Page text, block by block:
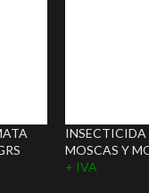
INSECTICIDA
MOSCAS Y
+ IVA